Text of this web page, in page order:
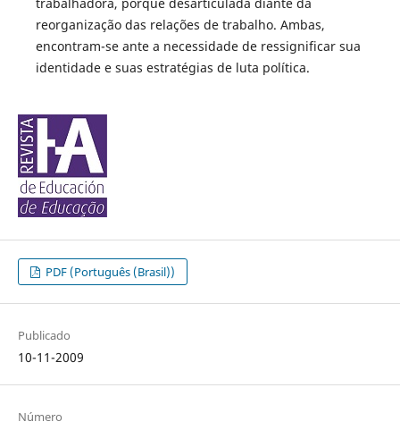
reorganização das relações de trabalho. Ambas,
encontram-se ante a necessidade de ressignificar sua
identidade e suas estratégias de luta política.
PDF (Português (Brasil))
Publicado
10-11-2009
Número